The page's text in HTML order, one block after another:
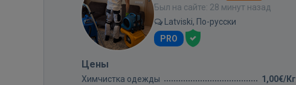
Был на сайте: 28 минут назад
Latviski, По-русски
PRO
Цены
Химчистка одежды 1,00€/Кг